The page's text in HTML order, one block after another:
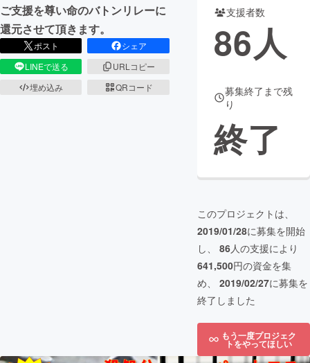
ご支援を尊い命のバトンリレーに
還元させて頂きます。
ポスト
シェア
LINEで送る
URLコピー
埋め込み
QRコード
支援者数
86人
募集終了まで残
り
終了
このプロジェクトは、
2019/01/28に募集を開始
し、 86人の支援により
641,500円の資金を集
め、 2019/02/27に募集を
終了しました
もう一度プロジェク
トをやってほしい